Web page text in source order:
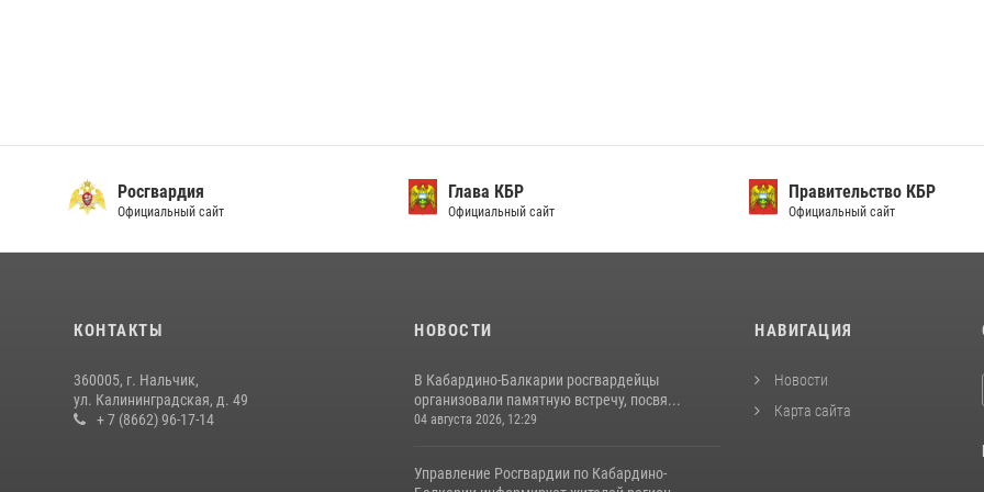
Росгвардия
Официальный сайт
Глава КБР
Официальный сайт
Правительство КБР
Официальный сайт
КОНТАКТЫ
360005, г. Нальчик,
ул. Калининградская, д. 49
+ 7 (8662) 96-17-14
НОВОСТИ
В Кабардино-Балкарии росгвардейцы
организовали памятную встречу, посвя...
04 августа 2026, 12:29
Управление Росгвардии по Кабардино-
НАВИГАЦИЯ
Новости
Карта сайта